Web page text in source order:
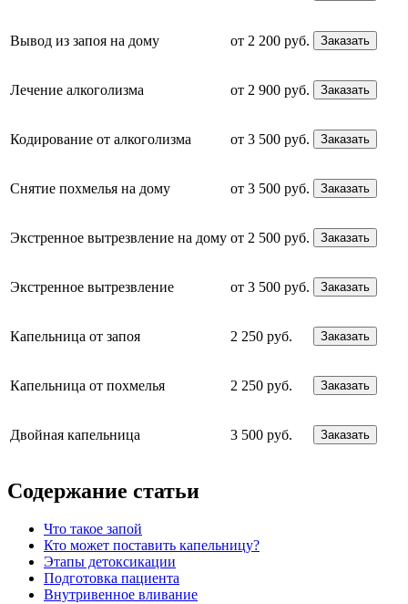
Вывод из запоя на дому от 2 200 руб. Заказать
Лечение алкоголизма от 2 900 руб. Заказать
Кодирование от алкоголизма от 3 500 руб. Заказать
Снятие похмелья на дому от 3 500 руб. Заказать
Экстренное вытрезвление на дому от 2 500 руб. Заказать
Экстренное вытрезвление от 3 500 руб. Заказать
Капельница от запоя 2 250 руб. Заказать
Капельница от похмелья 2 250 руб. Заказать
Двойная капельница 3 500 руб. Заказать
Содержание статьи
Что такое запой
Кто может поставить капельницу?
Этапы детоксикации
Подготовка пациента
Внутривенное вливание